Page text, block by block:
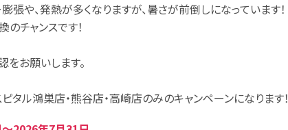
や、発熱が多くなりますが、暑さが前倒しになっています！
チャンスです！
をお願いします。
タル鴻巣店・熊谷店・高崎店のみのキャンペーンになります！